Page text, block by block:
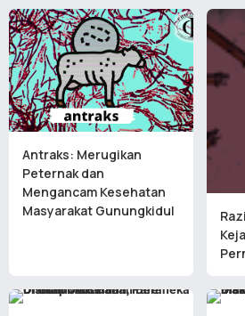
Antraks: Merugikan
Peternak dan
Mengancam Kesehatan
Masyarakat Gunungkidul